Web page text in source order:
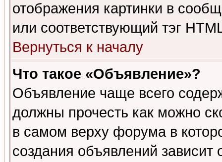
отображения картинки в
или соответствующий тэг
Вернуться к началу
Что такое «Объявление»?
Объявление чаще всего
должны прочесть как можно
в самом верху форума в
создания объявлений зависит